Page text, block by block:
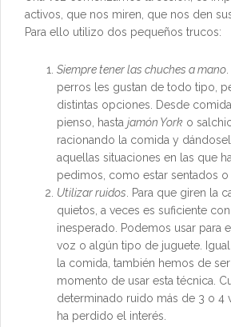
activos, que nos miren, que nos den
Para ello utilizo dos pequeños trucos:
Siempre tener las chuches a mano
perros les gustan de todo tipo,
distintas opciones. Desde
pienso, hasta jamón York o
racionando la comida y
aquellas situaciones en las que
pedimos, como estar sentados o
Utilizar ruidos . Para que giren la
quietos, a veces es suficiente
inesperado. Podemos usar para
voz o algún tipo de juguete.
la comida, también hemos de
momento de usar esta técnica.
determinado ruido más de 3 o 4
ha perdido el interés.